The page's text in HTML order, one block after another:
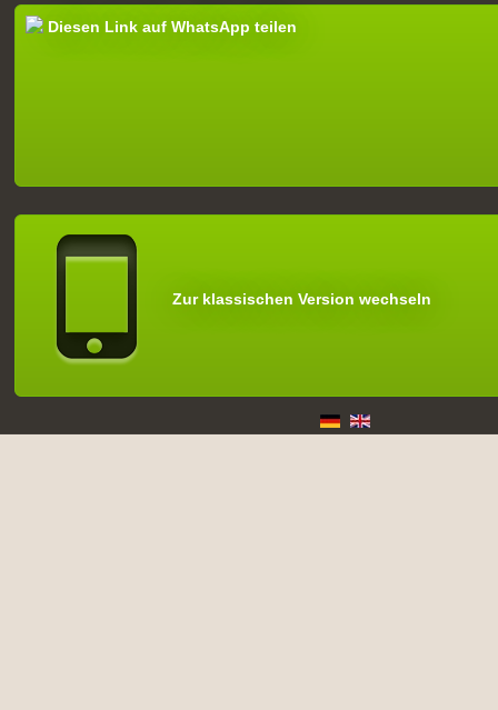
Diesen Link auf WhatsApp teilen
Zur klassischen Version wechseln